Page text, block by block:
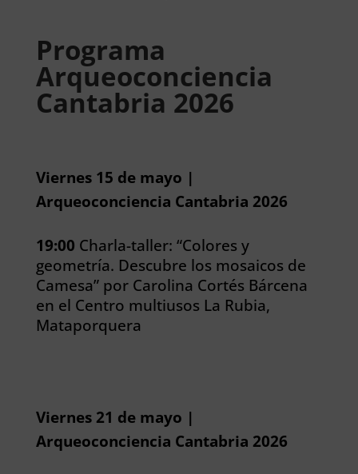
Programa
Arqueoconciencia
Cantabria 2026
Viernes 15 de mayo |
Arqueoconciencia Cantabria 2026
19:00 Charla-taller: “Colores y
geometría. Descubre los mosaicos de
Camesa” por Carolina Cortés Bárcena
en el Centro multiusos La Rubia,
Mataporquera
Viernes 21 de mayo |
Arqueoconciencia Cantabria 2026